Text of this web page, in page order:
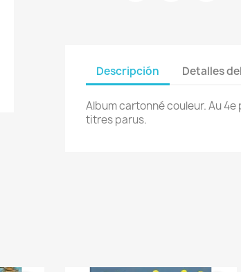
Descripción Detalles
Album cartonné couleur. Au
titres parus.